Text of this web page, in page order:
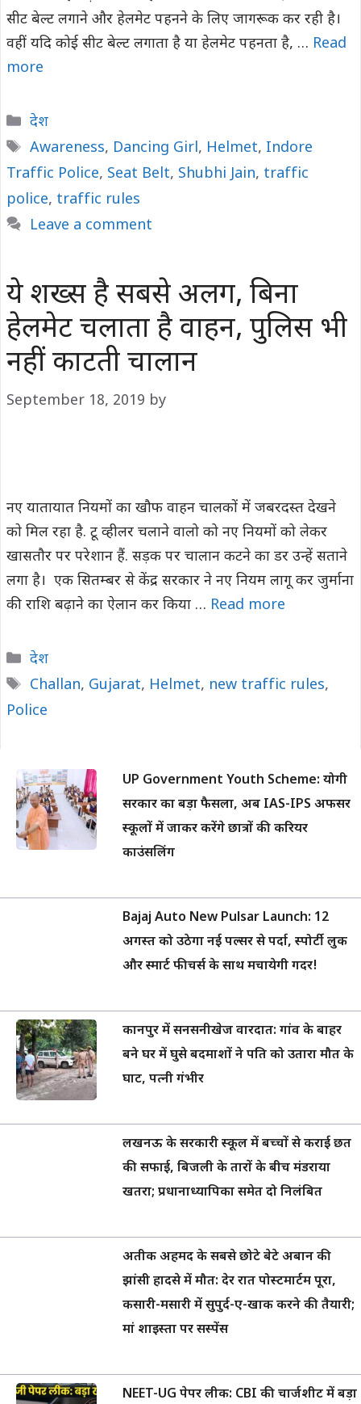
सीट बेल्ट लगाने और हेलमेट पहनने के लिए जागरूक कर रही है।
वहीं यदि कोई सीट बेल्ट लगाता है या हेलमेट पहनता है, … Read
more
Categories
देश
Tags
Awareness, Dancing Girl, Helmet, Indore
Traffic Police, Seat Belt, Shubhi Jain, traffic
police, traffic rules
Leave a comment
ये शख्स है सबसे अलग, बिना
हेलमेट चलाता है वाहन, पुलिस भी
नहीं काटती चालान
September 18, 2019 by
नए यातायात नियमों का खौफ वाहन चालकों में जबरदस्त देखने
काे मिल रहा है. टू व्हीलर चलाने वालो को नए नियमों को लेकर
खासतौर पर परेशान हैं. सड़क पर चालान कटने का डर उन्हें सताने
लगा है। एक सितम्बर से केंद्र सरकार ने नए नियम लागू कर जुर्माना
की राशि बढ़ाने का ऐलान कर किया … Read more
Categories
देश
Tags
Challan, Gujarat, Helmet, new traffic rules,
Police
UP Government Youth Scheme: योगी
सरकार का बड़ा फैसला, अब IAS-IPS अफसर
स्कूलों में जाकर करेंगे छात्रों की करियर
काउंसलिंग
Bajaj Auto New Pulsar Launch: 12
अगस्त को उठेगा नई पल्सर से पर्दा, स्पोर्टी लुक
और स्मार्ट फीचर्स के साथ मचायेगी गदर!
कानपुर में सनसनीखेज वारदात: गांव के बाहर
बने घर में घुसे बदमाशों ने पति को उतारा मौत के
घाट, पत्नी गंभीर
लखनऊ के सरकारी स्कूल में बच्चों से कराई छत
की सफाई, बिजली के तारों के बीच मंडराया
खतरा; प्रधानाध्यापिका समेत दो निलंबित
अतीक अहमद के सबसे छोटे बेटे अबान की
झांसी हादसे में मौत: देर रात पोस्टमार्टम पूरा,
कसारी-मसारी में सुपुर्द-ए-खाक करने की तैयारी;
मां शाइस्ता पर सस्पेंस
NEET-UG पेपर लीक: CBI की चार्जशीट में बड़ा